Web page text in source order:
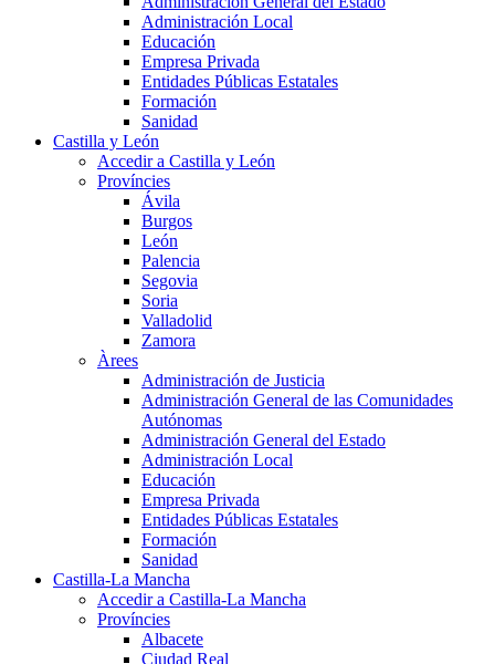
Administración Local
Educación
Empresa Privada
Entidades Públicas Estatales
Formación
Sanidad
Castilla y León
Accedir a Castilla y León
Províncies
Ávila
Burgos
León
Palencia
Segovia
Soria
Valladolid
Zamora
Àrees
Administración de Justicia
Administración General de las Comunidades
Autónomas
Administración General del Estado
Administración Local
Educación
Empresa Privada
Entidades Públicas Estatales
Formación
Sanidad
Castilla-La Mancha
Accedir a Castilla-La Mancha
Províncies
Albacete
Ciudad Real